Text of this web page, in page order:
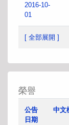
2016-10-
01
[ 全部展開 ]
榮譽
公告
日期
中文